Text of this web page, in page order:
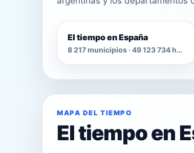
El tiempo en España
8 217 municipios · 49 123 734 habitantes
MAPA DEL TIEMPO
El tiempo en